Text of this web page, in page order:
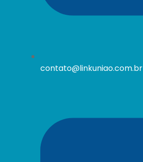
contato@linkuniao.com.br